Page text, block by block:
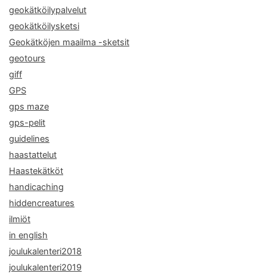
geokätköilypalvelut
geokätköilysketsi
Geokätköjen maailma -sketsit
geotours
giff
GPS
gps maze
gps-pelit
guidelines
haastattelut
Haastekätköt
handicaching
hiddencreatures
ilmiöt
in english
joulukalenteri2018
joulukalenteri2019